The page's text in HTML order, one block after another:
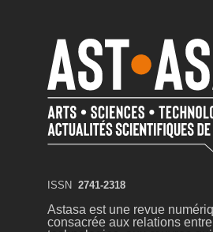
ISSN 2741-2318
Astasa est une revue
consacrée aux relations